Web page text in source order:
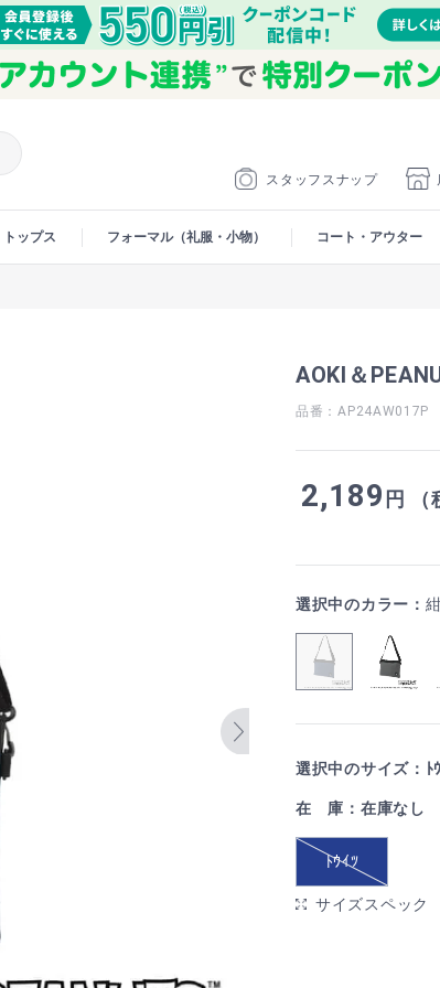
スタッフスナップ
トップス フォーマル（礼服・小物） コート・アウター
AOKI＆
品番：AP24AW017P
2,189 円 （
選択中のカラー： 紺
選択中のサイズ：ﾄ
在 庫：在庫なし
ﾄｳｲﾂ
サイズスペック